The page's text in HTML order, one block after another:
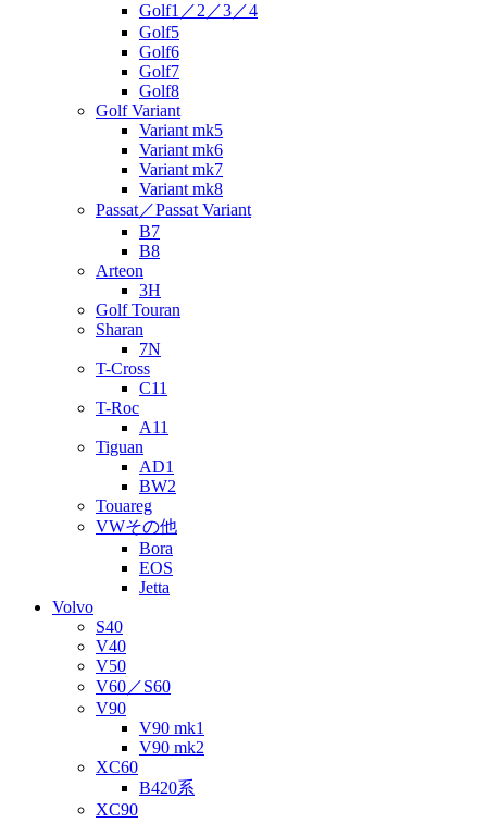
Golf1／2／3／4
Golf5
Golf6
Golf7
Golf8
Golf Variant
Variant mk5
Variant mk6
Variant mk7
Variant mk8
Passat／Passat Variant
B7
B8
Arteon
3H
Golf Touran
Sharan
7N
T-Cross
C11
T-Roc
A11
Tiguan
AD1
BW2
Touareg
VWその他
Bora
EOS
Jetta
Volvo
S40
V40
V50
V60／S60
V90
V90 mk1
V90 mk2
XC60
B420系
XC90